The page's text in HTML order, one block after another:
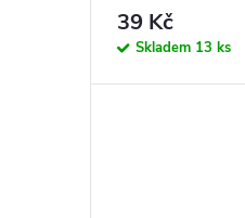
39 Kč
Skladem 13 ks